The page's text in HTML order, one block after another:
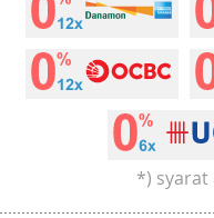
*) syarat